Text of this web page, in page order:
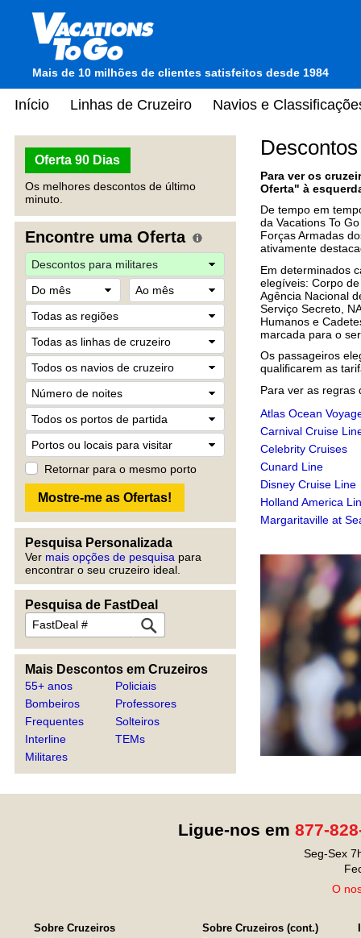
Mais de 10 milhões de clientes satisfeitos desde 1984
Início Linhas de Cruzeiro Navios e
Oferta 90 Dias
Os melhores descontos de último
minuto.
Encontre uma Oferta
Retornar para o mesmo porto
Pesquisa Personalizada
Ver mais opções de pesquisa para
encontrar o seu cruzeiro ideal.
Pesquisa de FastDeal
Mais Descontos em Cruzeiros
55+ anos
Bombeiros
Frequentes
Interline
Militares
Policiais
Professores
Solteiros
TEMs
Para ver os
Oferta" à
De tempo em
da Vacations To
Forças Armadas
ativamente
Em determinados
elegíveis: Corpo
Agência Nacional
Serviço Secreto,
Humanos e
marcada para o
Os passageiros
qualificarem as
Para ver as regras
Atlas Ocean
Carnival Cruise
Celebrity Cruises
Cunard Line
Disney Cruise Line
Holland America
Margaritaville at
Ligue-nos em 877-
Seg-Sex
O
Sobre Cruzeiros
Sobre Cruzeiros (cont.)